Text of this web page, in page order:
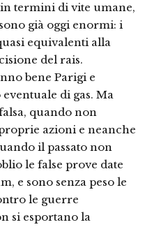
termini di vite umane,
già oggi enormi: i
equivalenti alla
del rais.
bene Parigi e
di gas. Ma
quando non
azioni e neanche
il passato non
le false prove date
e sono senza peso le
le guerre
si esportano la